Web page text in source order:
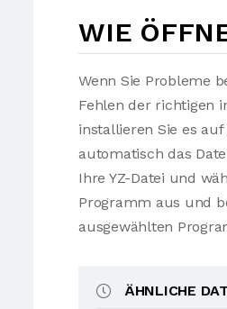
WIE
Wenn Sie Probleme
Fehlen der richtigen
installieren Sie es
automatisch das
Ihre YZ-Datei und
Programm aus und
ausgewählten
ÄHNLICHE